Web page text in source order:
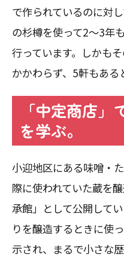
で作られているのに対
の杉樽を使って2～3年
行っています。しかも
かかわらず、5軒もある
「中定商店
を学ぶ。
小迎地区にある味噌・
際に使われていた蔵を
承館」として公開して
りを醸造するときに使
示され、まるで小さな